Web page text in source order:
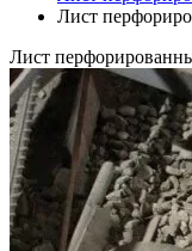
Лист
Лист